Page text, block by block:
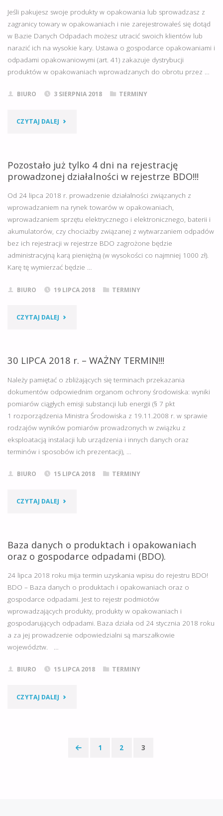
DLA
ROLNICTWA”."
Jeśli pakujesz swoje produkty w opakowania lub sprowadzasz z
zagranicy towary w opakowaniach i nie zarejestrowałeś się dotąd
w Bazie Danych Odpadach możesz utracić swoich klientów lub
narazić ich na wysokie kary. Ustawa o gospodarce opakowaniami i
odpadami opakowaniowymi (art. 41) zakazuje dystrybucji
produktów w opakowaniach wprowadzanych do obrotu przez …
BIURO 3 SIERPNIA 2018 TERMINY
CZYTAJ DALEJ "ZAREJESTRUJ
W
REJESTRZE
BDO!!!
NIE
NARAŻAJ
SWOJEJ
SWOICH
NA
WYSOKIE
KARY."
Pozostało już tylko 4 dni na rejestrację
prowadzonej działalności w rejestrze BDO!!!
Od 24 lipca 2018 r. prowadzenie działalności związanych z
wprowadzaniem na rynek towarów w opakowaniach,
wprowadzaniem sprzętu elektrycznego i elektronicznego, baterii i
akumulatorów, czy chociażby związanej z wytwarzaniem odpadów
bez ich rejestracji w rejestrze BDO zagrożone będzie
administracyjną karą pieniężną (w wysokości co najmniej 1000 zł).
Karę tę wymierzać będzie …
BIURO 19 LIPCA 2018 TERMINY
CZYTAJ DALEJ "POZOSTAŁO
TYLKO
DNI
NA
REJESTRACJĘ
PROWADZONEJ
DZIAŁALNOŚCI
30 LIPCA 2018 r. – WAŻNY TERMIN!!!
Należy pamiętać o zbliżających się terminach przekazania
dokumentów odpowiednim organom ochrony środowiska: wyniki
pomiarów ciągłych emisji substancji lub energii (§ 7 pkt
1 rozporządzenia Ministra Środowiska z 19.11.2008 r. w sprawie
rodzajów wyników pomiarów prowadzonych w związku z
eksploatacją instalacji lub urządzenia i innych danych oraz
terminów i sposobów ich prezentacji), …
BIURO 15 LIPCA 2018 TERMINY
CZYTAJ DALEJ "30
2018
R.
–
WAŻNY
TERMIN!!!"
Baza danych o produktach i opakowaniach
oraz o gospodarce odpadami (BDO).
24 lipca 2018 roku mija termin uzyskania wpisu do rejestru BDO!
BDO – Baza danych o produktach i opakowaniach oraz o
gospodarce odpadami. Jest to rejestr podmiotów
wprowadzających produkty, produkty w opakowaniach i
gospodarujących odpadami. Baza działa od 24 stycznia 2018 roku
a za jej prowadzenie odpowiedzialni są marszałkowie
województw. …
BIURO 15 LIPCA 2018 TERMINY
CZYTAJ DALEJ "BAZA
1 2 3